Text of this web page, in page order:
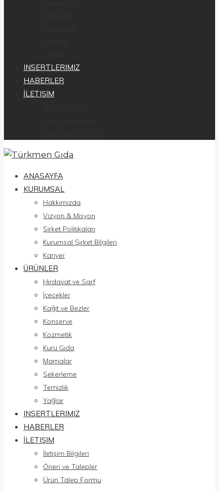
INSERTLERIMIZ
HABERLER
İLETIŞIM
ANASAYFA
KURUMSAL
Hakkımızda
Vizyon & Misyon
Şirket Politikaları
Kurumsal Şirket Bilgileri
Kariyer
ÜRÜNLER
Hırdavat ve Sarf
İçecekler
Kağıt ve Bezler
Konserve
Kozmetik
Kuru Gıda
Mamalar
Şekerleme
Temizlik
Yağlar
INSERTLERIMIZ
HABERLER
İLETIŞIM
İletişim Bilgileri
Öneri ve Talepler
Ürün Talep Formu